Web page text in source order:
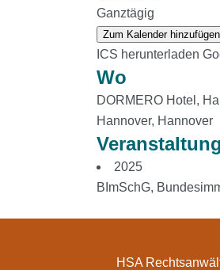
Ganztägig
Zum Kalender hinzufügen
ICS herunterladen
Wo
DORMERO Hotel,
Hannover, Hannover
2025
BImSchG,
HSA